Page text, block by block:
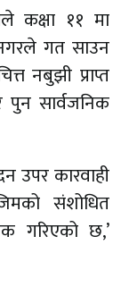
कक्षा ११ मा
गत साउन
नबुझी प्राप्त
पुन सार्वजनिक
उपर कारवाही
संशोधित
गरिएको छ,’